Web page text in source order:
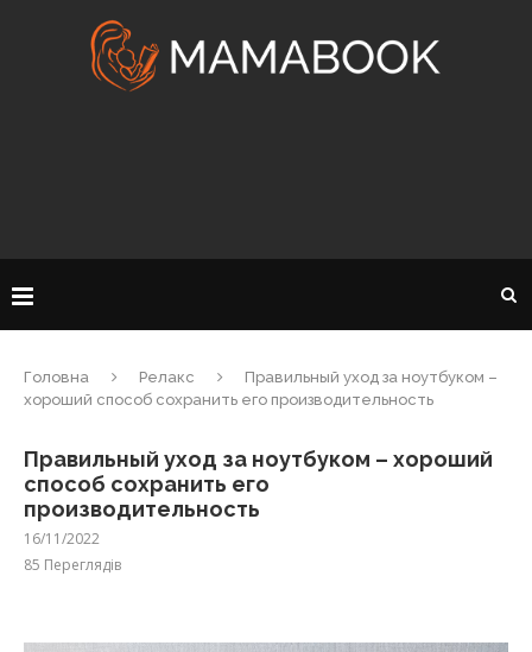
Головна Релакс
Правильный уход за ноутбуком –
хороший способ сохранить его производительность
Правильный уход за ноутбуком – хороший
способ сохранить его
производительность
16/11/2022
85 Переглядів